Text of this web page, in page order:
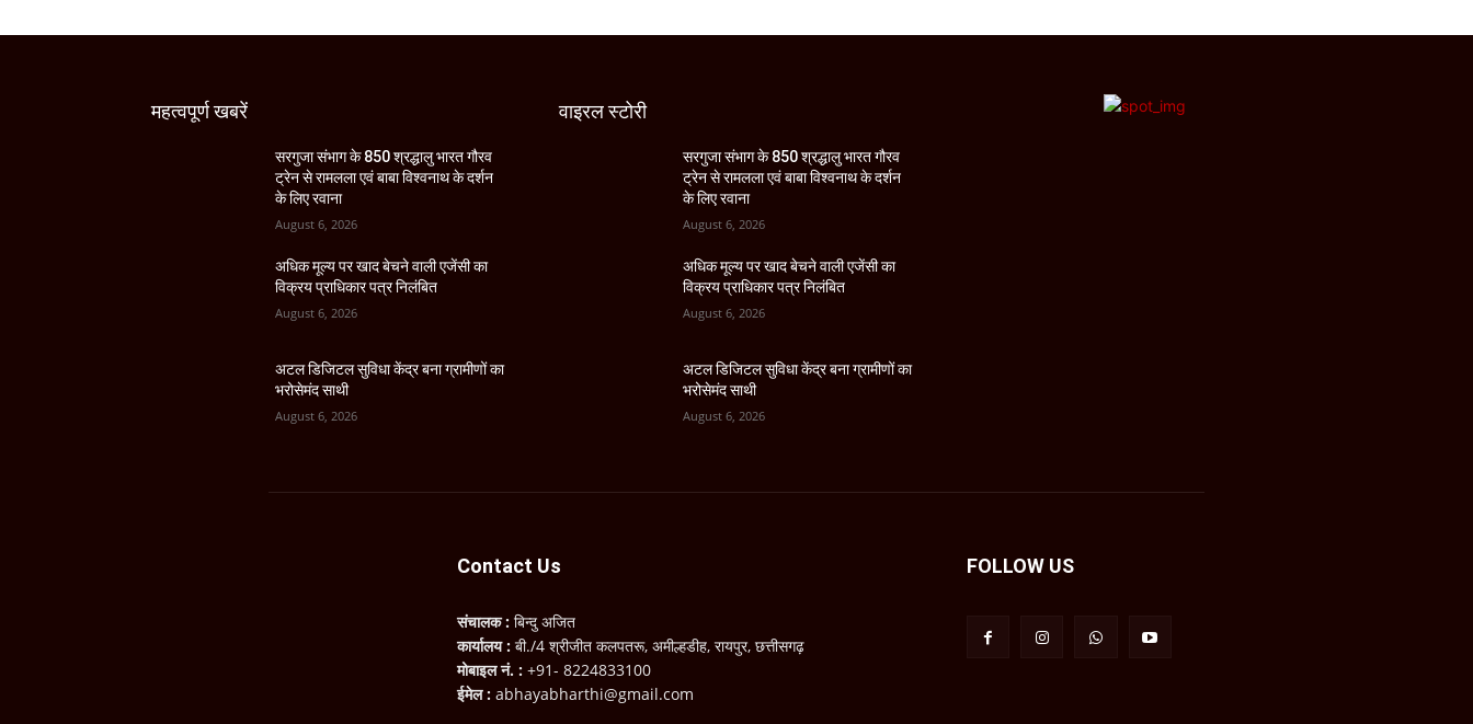
महत्वपूर्ण खबरें
सरगुजा संभाग के 850 श्रद्धालु भारत गौरव
ट्रेन से रामलला एवं बाबा विश्वनाथ के दर्शन
के लिए रवाना
August 6, 2026
अधिक मूल्य पर खाद बेचने वाली एजेंसी का
विक्रय प्राधिकार पत्र निलंबित
August 6, 2026
अटल डिजिटल सुविधा केंद्र बना ग्रामीणों का
भरोसेमंद साथी
August 6, 2026
वाइरल स्टोरी
सरगुजा संभाग के 850 श्रद्धालु भारत गौरव
ट्रेन से रामलला एवं बाबा विश्वनाथ के दर्शन
के लिए रवाना
August 6, 2026
अधिक मूल्य पर खाद बेचने वाली एजेंसी का
विक्रय प्राधिकार पत्र निलंबित
August 6, 2026
अटल डिजिटल सुविधा केंद्र बना ग्रामीणों का
भरोसेमंद साथी
August 6, 2026
Contact Us
संचालक : बिन्दु अजित
कार्यालय : बी./4 श्रीजीत कलपतरू, अमील्हडीह, रायपुर, छत्तीसगढ़
मोबाइल नं. : +91- 8224833100
ईमेल : abhayabharthi@gmail.com
FOLLOW US